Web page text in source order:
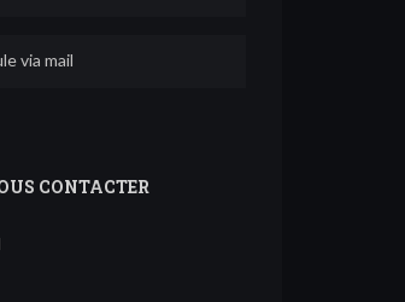
via mail
CONTACTER